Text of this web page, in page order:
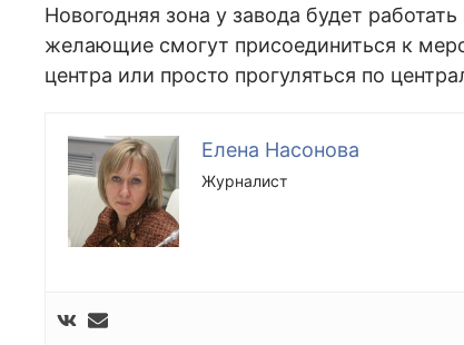
Новогодняя зона у завода будет
желающие смогут присоединиться к
центра или просто прогуляться по
Елена Насонова
Журналист